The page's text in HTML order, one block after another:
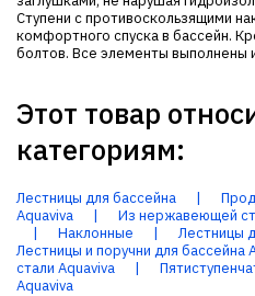
Ступени с противоскользящими
комфортного спуска в бассейн.
болтов. Все элементы выполнены
Этот товар
категориям:
Лестницы для бассейна |
Aquaviva
| Из нержавеющей
|
Наклонные | Лестницы
Лестницы и поручни для бассейна
стали Aquaviva
|
Aquaviva